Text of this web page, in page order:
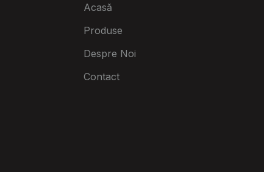
Acasă
Produse
Despre Noi
Contact